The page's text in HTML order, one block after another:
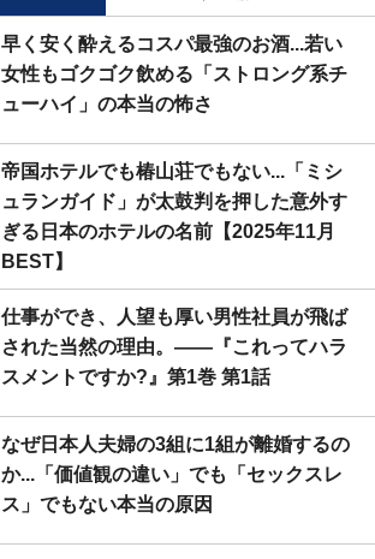
早く安く酔えるコスパ最強のお酒...若い
女性もゴクゴク飲める「ストロング系チ
ューハイ」の本当の怖さ
帝国ホテルでも椿山荘でもない...「ミシ
ュランガイド」が太鼓判を押した意外す
ぎる日本のホテルの名前【2025年11月
BEST】
仕事ができ、人望も厚い男性社員が飛ば
された当然の理由。――『これってハラ
スメントですか?』第1巻 第1話
なぜ日本人夫婦の3組に1組が離婚するの
か...「価値観の違い」でも「セックスレ
ス」でもない本当の原因